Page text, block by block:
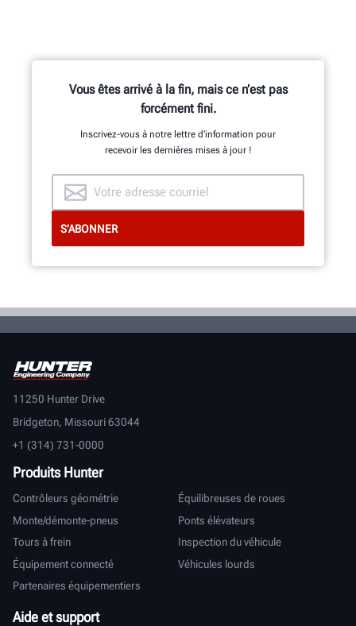
Vous êtes arrivé à la fin, mais ce n’est pas
forcément fini.
Inscrivez-vous à notre lettre d’information pour
recevoir les dernières mises à jour !
11250 Hunter Drive
Bridgeton, Missouri 63044
+1 (314) 731-0000
Produits Hunter
Contrôleurs géométrie
Équilibreuses de roues
Monte/démonte-pneus
Ponts élévateurs
Tours à frein
Inspection du véhicule
Équipement connecté
Véhicules lourds
Partenaires équipementiers
Aide et support